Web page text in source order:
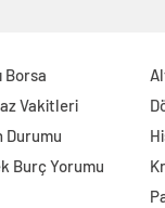
Borsa
Vakitleri
Durumu
Burç Yorumu